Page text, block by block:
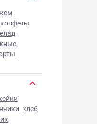
конфеты
хлеб